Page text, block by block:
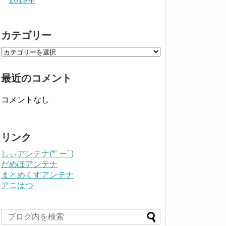
カテゴリー
最近のコメント
コメントなし
リンク
しぃアンテナ(*ﾟーﾟ)
だめぽアンテナ
まとめくすアンテナ
アニはつ